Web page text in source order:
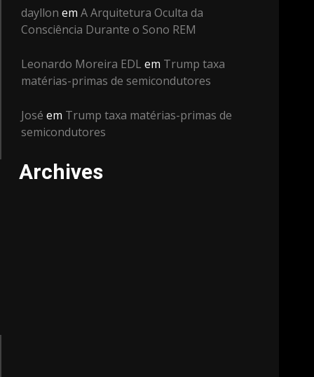
dayllon emA Arquitetura Oculta da
Consciência Durante o Sono REM
Leonardo Moreira EDL em Trump taxa
matérias-primas de semicondutores
José em Trump taxa matérias-primas de
semicondutores
Archives